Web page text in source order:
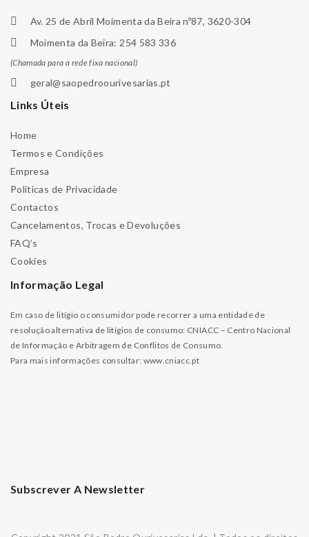
Av. 25 de Abril Moimenta da Beira nº87, 3620-304
Moimenta da Beira: 254 583 336
(Chamada para a rede fixa nacional)
geral@saopedroourivesarias.pt
Links Úteis
Home
Termos e Condições
Empresa
Políticas de Privacidade
Contactos
Cancelamentos, Trocas e Devoluções
FAQ’s
Cookies
Informação Legal
Em caso de litígio o consumidor pode recorrer a uma entidade de
resolução alternativa de litígios de consumo: CNIACC – Centro Nacional
de Informação e Arbitragem de Conflitos de Consumo.
Para mais informações consultar: www.cniacc.pt
Subscrever A Newsletter